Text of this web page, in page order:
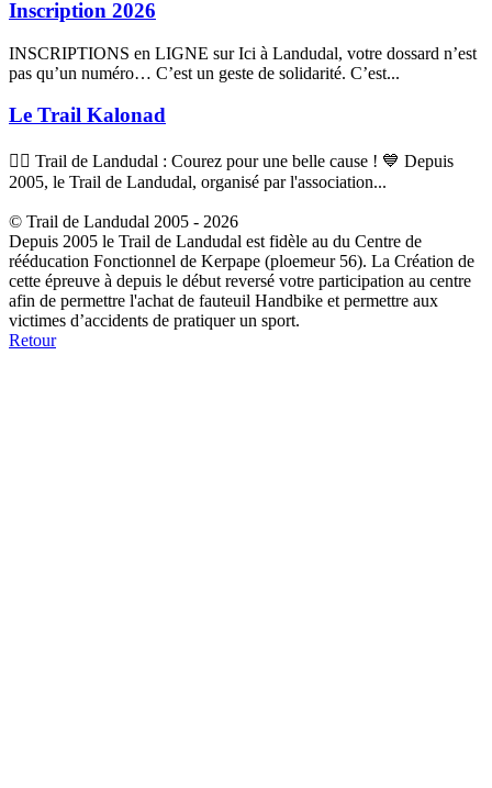
Inscription 2026
INSCRIPTIONS en LIGNE sur Ici à Landudal, votre dossard n’est
pas qu’un numéro… C’est un geste de solidarité. C’est...
Le Trail Kalonad
🏃‍♂️ Trail de Landudal : Courez pour une belle cause ! 💙 Depuis
2005, le Trail de Landudal, organisé par l'association...
© Trail de Landudal 2005 - 2026
Depuis 2005 le Trail de Landudal est fidèle au du Centre de
rééducation Fonctionnel de Kerpape (ploemeur 56). La Création de
cette épreuve à depuis le début reversé votre participation au centre
afin de permettre l'achat de fauteuil Handbike et permettre aux
victimes d’accidents de pratiquer un sport.
Retour